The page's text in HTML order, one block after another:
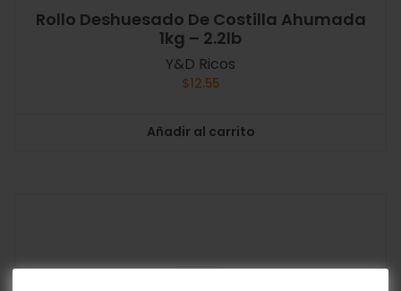
Rollo Deshuesado De Costilla Ahumada
1kg – 2.2lb
Y&D Ricos
$12.55
Añadir al carrito